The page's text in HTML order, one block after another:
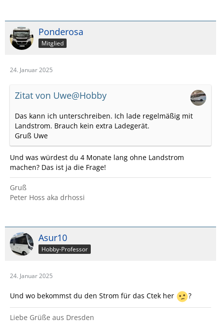
Ponderosa
Mitglied
24. Januar 2025
Zitat von Uwe@Hobby
Das kann ich unterschreiben. Ich lade regelmäßig mit
Landstrom. Brauch kein extra Ladegerät.
Gruß Uwe
Und was würdest du 4 Monate lang ohne Landstrom
machen? Das ist ja die Frage!
Gruß
Peter Hoss aka drhossi
Asur10
Hobby-Professor
24. Januar 2025
Und wo bekommst du den Strom für das Ctek her ?
Liebe Grüße aus Dresden